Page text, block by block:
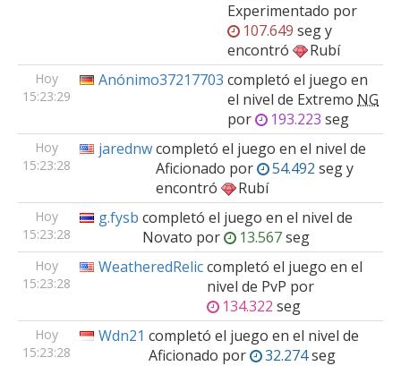
Experimentado por
107.649 seg y
encontró
Rubí
Hoy
15:23:29
Anónimo37217703 completó el juego en
el nivel de Extremo NG
por
193.223 seg
Hoy
15:23:28
jarednwcompletó el juego en el nivel de
Aficionado por 54.492 seg y
encontró
Rubí
Hoy
15:23:28
g.fysb completó el juego en el nivel de
Novato por 13.567seg
Hoy
15:23:28
WeatheredReliccompletó el juego en el
nivel de PvP por
134.322 seg
Hoy
15:23:28
Wdn21 completó el juego en el nivel de
Aficionado por 32.274seg